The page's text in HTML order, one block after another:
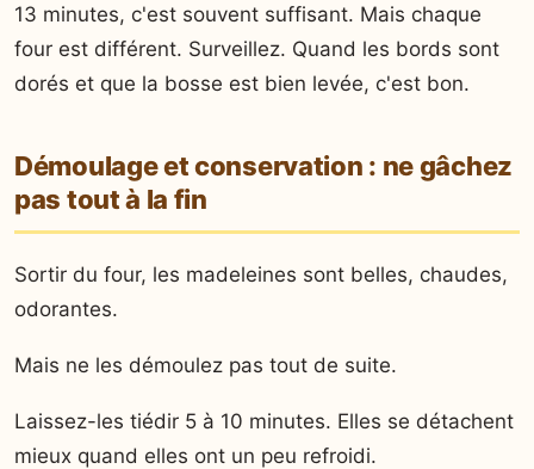
13 minutes, c'est souvent suffisant. Mais chaque
four est différent. Surveillez. Quand les bords sont
dorés et que la bosse est bien levée, c'est bon.
Démoulage et conservation : ne gâchez
pas tout à la fin
Sortir du four, les madeleines sont belles, chaudes,
odorantes.
Mais ne les démoulez pas tout de suite.
Laissez-les tiédir 5 à 10 minutes. Elles se détachent
mieux quand elles ont un peu refroidi.